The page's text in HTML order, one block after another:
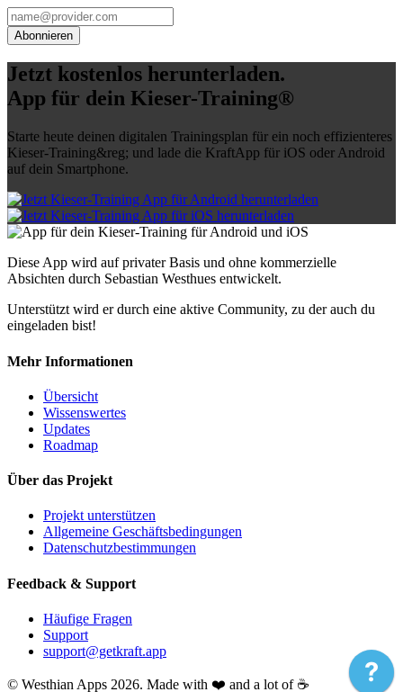
Jetzt kostenlos herunterladen.
App für dein Kieser-Training®
Starte heute deinen digitalen Trainingsplan für ein noch effizienteres
Kieser-Training&reg; und lade die KraftApp für iOS oder Android
auf dein Smartphone.
Diese App wird auf privater Basis und ohne kommerzielle
Absichten durch Sebastian Westhues entwickelt.
Unterstützt wird er durch eine aktive Community, zu der auch du
eingeladen bist!
Mehr Informationen
Übersicht
Wissenswertes
Updates
Roadmap
Über das Projekt
Projekt unterstützen
Allgemeine Geschäftsbedingungen
Datenschutzbestimmungen
Feedback & Support
Häufige Fragen
Support
support@getkraft.app
© Westhian Apps 2026. Made with ❤️ and a lot of ☕